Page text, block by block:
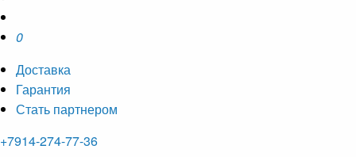
0
Доставка
Гарантия
Стать партнером
+7914-274-77-36